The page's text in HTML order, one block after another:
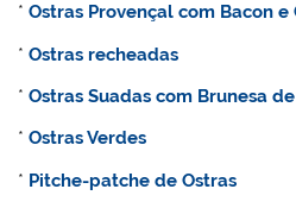
*Ostras Provençal com Bacon e
*Ostras recheadas
*Ostras Suadas com Brunesa
*Ostras Verdes
* Pitche-patche de Ostras